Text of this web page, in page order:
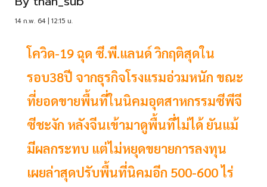
14 ก.พ. 64 | 12:15 น.
โควิด-19 ฉุด ซี.พี.แลนด์ วิกฤติสุดใน
รอบ38ปี จากธุรกิจโรงแรมอ่วมหนัก ขณะ
ที่ยอดขายพื้นที่ในนิคมอุตสาหกรรมซีพีจี
ซีชะงัก หลังจีนเข้ามาดูพื้นที่ไม่ได้ ยันแม้
มีผลกระทบ แต่ไม่หยุดขยายการลงทุน
เผยล่าสุดปรับพื้นที่นิคมอีก 500-600 ไร่